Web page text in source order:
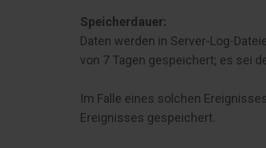
Speicherdauer:
Daten werden in Server-Log-
von 7 Tagen gespeichert; es sei
Im Falle eines solchen
Ereignisses gespeichert.